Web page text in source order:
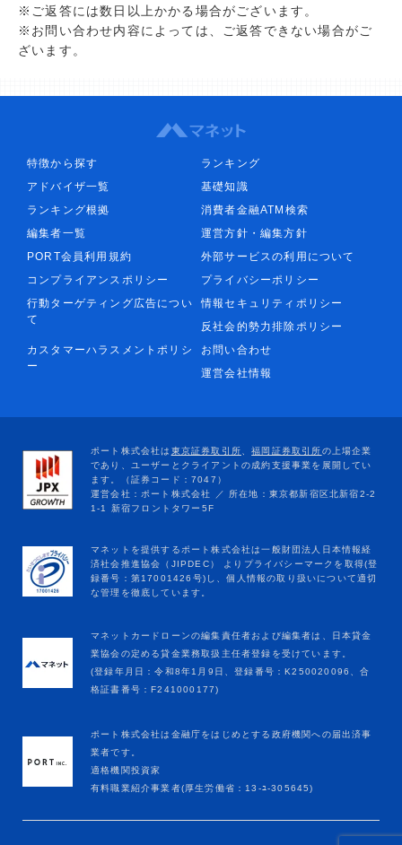
※ご返答には数日以上かかる場合がございます。
※お問い合わせ内容によっては、ご返答できない場合がご
ざいます。
特徴から探す
ランキング
アドバイザ一覧
基礎知識
ランキング根拠
消費者金融ATM検索
編集者一覧
運営方針・編集方針
PORT会員利用規約
外部サービスの利用について
コンプライアンスポリシー
プライバシーポリシー
行動ターゲティング広告につい
て
情報セキュリティポリシー
反社会的勢力排除ポリシー
カスタマーハラスメントポリシ
ー
お問い合わせ
運営会社情報
マネットカードローンの編集責任者および編集者は、日本貸金
業協会の定める貸金業務取扱主任者登録を受けています。
(登録年月日：令和8年1月9日、登録番号：K250020096、合
格証書番号：F241000177)
ポート株式会社は金融庁をはじめとする政府機関への届出済事
業者です。
適格機関投資家
有料職業紹介事業者(厚生労働省：13-ﾕ-305645)